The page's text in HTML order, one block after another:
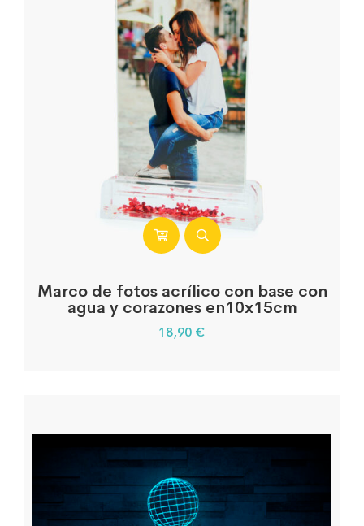
Marco de fotos acrílico con base con
agua y corazones en10x15cm
18,90 €